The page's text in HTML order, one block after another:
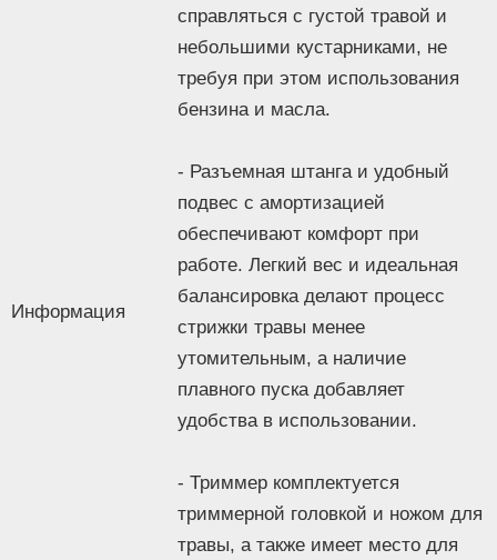
отличным выбором.
триммер
электрический
23 — 43 см
прямая
Вес
5.4 кг
Нет
верхнее
Нет
Да
Информация
справляться с густой травой и
небольшими кустарниками, не
требуя при этом использования
бензина и масла.
- Разъемная штанга и удобный
подвес с амортизацией
обеспечивают комфорт при
работе. Легкий вес и идеальная
балансировка делают процесс
стрижки травы менее
утомительным, а наличие
плавного пуска добавляет
удобства в использовании.
- Триммер комплектуется
триммерной головкой и ножом для
травы, а также имеет место для